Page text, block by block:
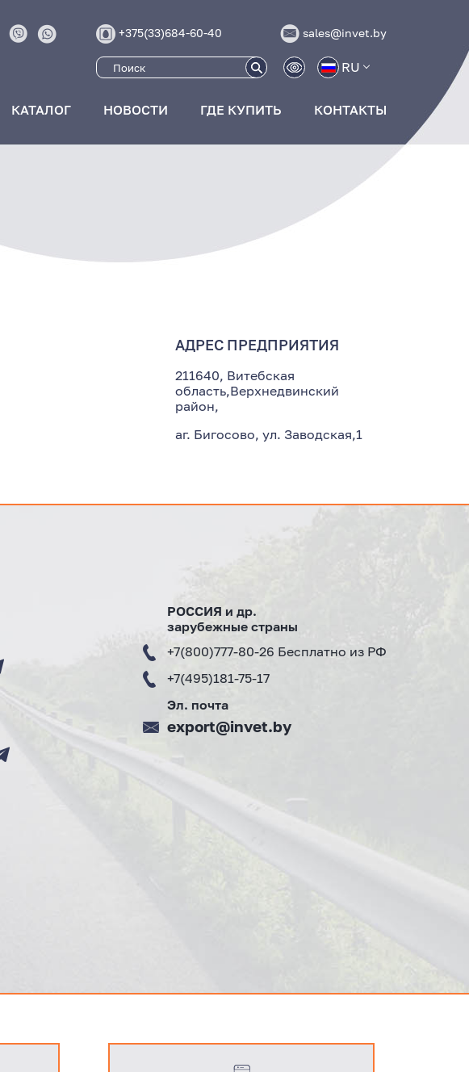
+375(33)684-60-40 sales@invet.by
RU
КАТАЛОГ НОВОСТИ ГДЕ КУПИТЬ КОНТАКТЫ
АДРЕС ПРЕДПРИЯТИЯ
211640, Витебская
область,Верхнедвинский
район,
аг. Бигосово, ул. Заводская,1
РОССИЯ и др.
зарубежные страны
+7(800)777-80-26 Бесплатно из РФ
+7(495)181-75-17
Эл. почта
export@invet.by